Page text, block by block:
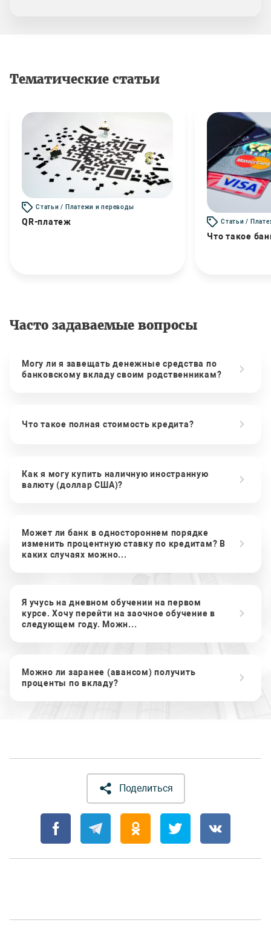
Тематические статьи
Статьи / Платежи и переводы
QR-платеж Статьи /
Что такое
Часто задаваемые вопросы
Могу ли я завещать денежные средства по
банковскому вкладу своим родственникам?
Что такое полная стоимость кредита?
Как я могу купить наличную иностранную
валюту (доллар США)?
Может ли банк в одностороннем порядке
изменить процентную ставку по кредитам? В
каких случаях можно...
Я учусь на дневном обучении на первом
курсе. Хочу перейти на заочное обучение в
следующем году. Можн...
Можно ли заранее (авансом) получить
проценты по вкладу?
Поделиться